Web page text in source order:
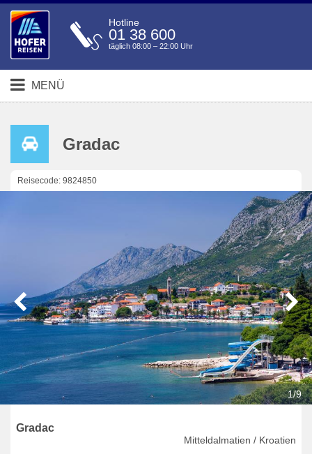
Hotline
01 38 600
täglich 08:00 – 22:00 Uhr
MENÜ
Gradac
Reisecode: 9824850
1/9
Gradac
Mitteldalmatien / Kroatien